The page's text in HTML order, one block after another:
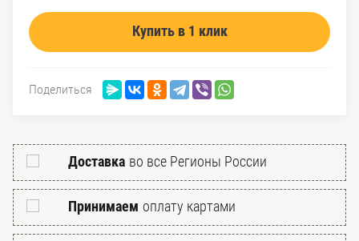
Купить в 1 клик
Поделиться
Доставка во все Регионы России
Принимаем оплату картами